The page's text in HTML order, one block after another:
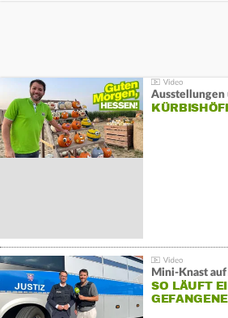
Ausstellungen
Mini-Knast auf
SO LÄUFT